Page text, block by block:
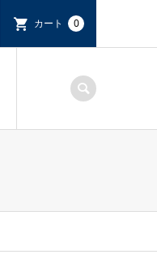
カート 0